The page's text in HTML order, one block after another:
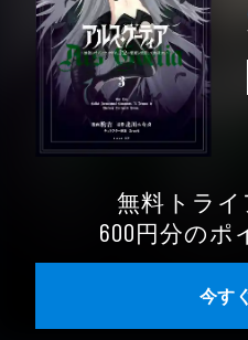
無料トラ
600円分のポ
今す